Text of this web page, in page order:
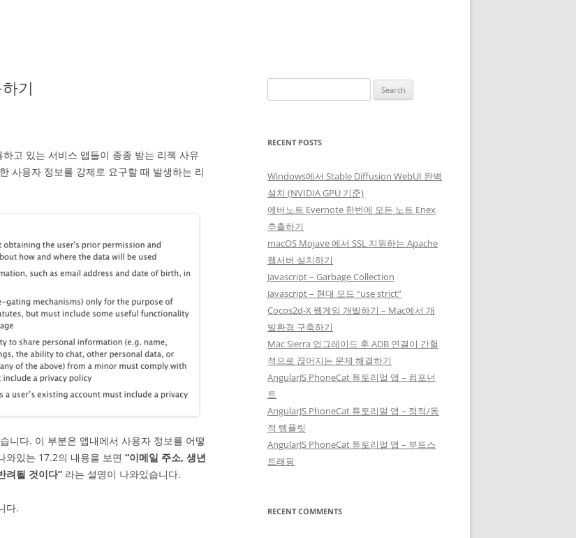
기
고 있는 서비스 앱들이 종종 받는 리젝 사유
사용자 정보를 강제로 요구할 때 발생하는 리
니다. 이 부분은 앱내에서 사용자 정보를 어떻
와있는 17.2의 내용을 보면 “이메일 주소, 생년
려될 것이다” 라는 설명이 나와있습니다.
다.
for:
RECENT POSTS
Windows에서 Stable Diffusion WebUI 완벽
설치 (NVIDIA GPU 기준)
에버노트 Evernote 한번에 모든 노트 Enex
추출하기
macOS Mojave 에서 SSL 지원하는 Apache
웹서버 설치하기
Javascript – Garbage Collection
Javascript – 현대 모드 “use strict”
Cocos2d-X 웹게임 개발하기 – Mac에서 개
발환경 구축하기
Mac Sierra 업그레이드 후 ADB 연결이 간헐
적으로 끊어지는 문제 해결하기
AngularJS PhoneCat 튜토리얼 앱 – 컴포넌
트
AngularJS PhoneCat 튜토리얼 앱 – 정적/동
적 템플릿
AngularJS PhoneCat 튜토리얼 앱 – 부트스
트래핑
RECENT COMMENTS